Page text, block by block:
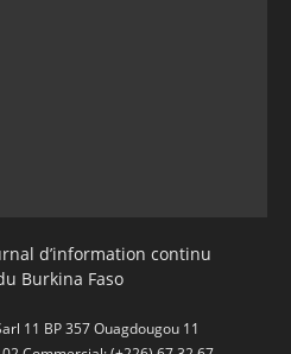
d’information continu
Burkina Faso
11 BP 357 Ouagdougou 11